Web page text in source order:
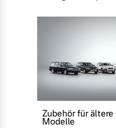
Zubehör für ältere
Modelle